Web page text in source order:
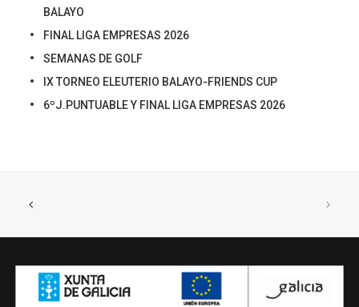
BALAYO
FINAL LIGA EMPRESAS 2026
SEMANAS DE GOLF
IX TORNEO ELEUTERIO BALAYO-FRIENDS CUP
6ºJ.PUNTUABLE Y FINAL LIGA EMPRESAS 2026